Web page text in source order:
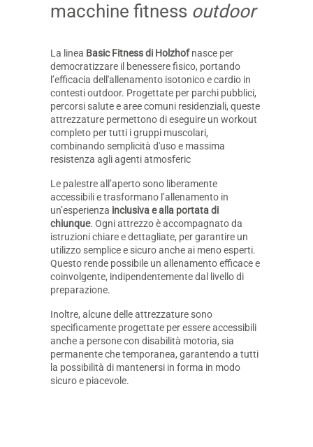
macchine fitness outdoor
La linea Basic Fitness di Holzhofnasce per
democratizzare il benessere fisico, portando
l’efficacia dell'allenamento isotonico e cardio in
contesti outdoor. Progettate per parchi pubblici,
percorsi salute e aree comuni residenziali, queste
attrezzature permettono di eseguire un workout
completo per tutti i gruppi muscolari,
combinando semplicità d'uso e massima
resistenza agli agenti atmosferic
Le palestre all’aperto sono liberamente
accessibili e trasformano l’allenamento in
un’esperienza inclusiva e alla portata di
chiunque. Ogni attrezzo è accompagnato da
istruzioni chiare e dettagliate, per garantire un
utilizzo semplice e sicuro anche ai meno esperti.
Questo rende possibile un allenamento efficace e
coinvolgente, indipendentemente dal livello di
preparazione.
Inoltre, alcune delle attrezzature sono
specificamente progettate per essere accessibili
anche a persone con disabilità motoria, sia
permanente che temporanea, garantendo a tutti
la possibilità di mantenersi in forma in modo
sicuro e piacevole.